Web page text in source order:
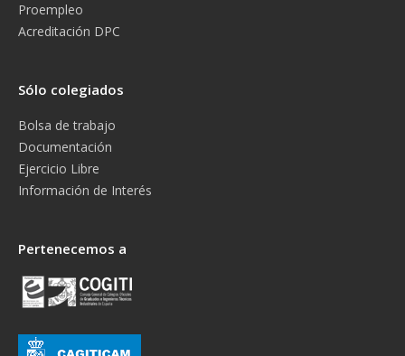
Proempleo
Acreditación DPC
Sólo colegiados
Bolsa de trabajo
Documentación
Ejercicio Libre
Información de Interés
Pertenecemos a